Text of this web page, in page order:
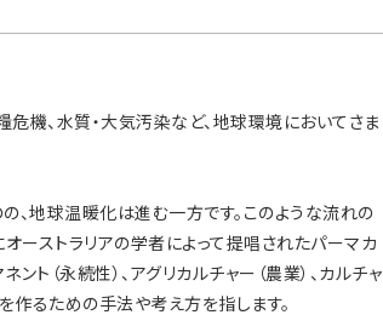
機、水質・大気汚染など、地球環境においてさま
地球温暖化は進む一方です。このような流れの
ーストラリアの学者によって提唱されたパーマカ
ト（永続性）、アグリカルチャー（農業）、カルチャ
作るための手法や考え方を指します。